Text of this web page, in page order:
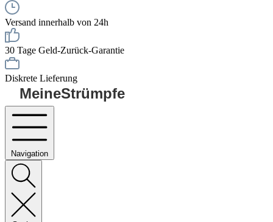
Versand innerhalb von 24h
30 Tage Geld-Zurück-Garantie
Diskrete Lieferung
MeineStrümpfe
Navigation